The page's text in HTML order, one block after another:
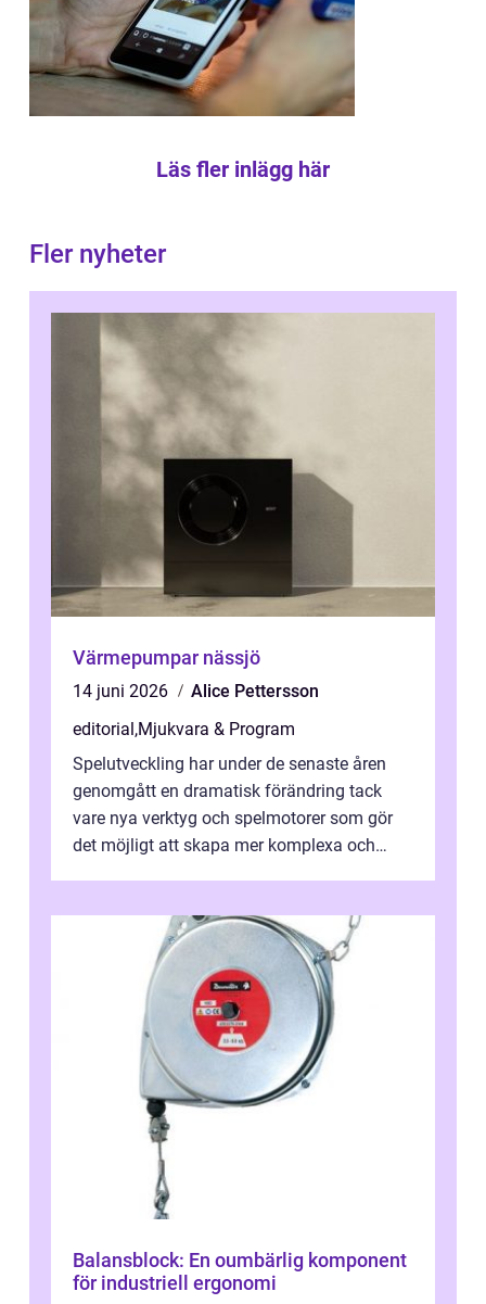
Läs fler inlägg här
Fler nyheter
Värmepumpar nässjö
14 juni 2026
Alice Pettersson
editorial,Mjukvara & Program
Spelutveckling har under de senaste åren
genomgått en dramatisk förändring tack
vare nya verktyg och spelmotorer som gör
det möjligt att skapa mer komplexa och
Balansblock: En oumbärlig komponent
för industriell ergonomi